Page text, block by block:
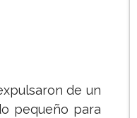
de un
pequeño para